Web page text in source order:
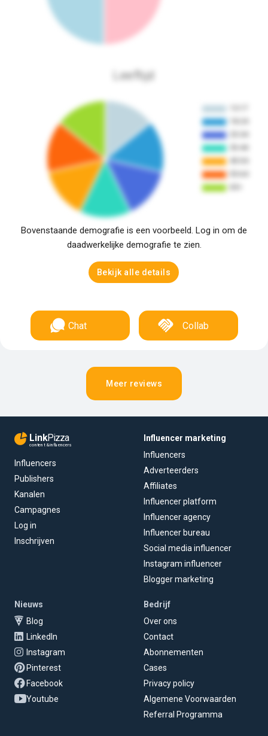
Leeftijd
Bovenstaande demografie is een voorbeeld. Log in om de
daadwerkelijke demografie te zien.
Bekijk alle details
Chat Collab
Meer reviews
LinkPizza
content & influencers
Influencers
Publishers
Kanalen
Campagnes
Log in
Inschrijven
Influencer marketing
Influencers
Adverteerders
Affiliates
Influencer platform
Influencer agency
Influencer bureau
Social media influencer
Instagram influencer
Blogger marketing
Nieuws
Blog
LinkedIn
Instagram
Pinterest
Facebook
Youtube
Bedrijf
Over ons
Contact
Abonnementen
Cases
Privacy policy
Algemene Voorwaarden
Referral Programma